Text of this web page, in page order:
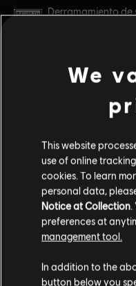
Clasificación por edad :
Derramamiento de
Multijugador: No
© 2017 Ubisoft
Assassin’s Creed,
trademarks of Ubisoft
Horus Pack
Deluxe
We
This website
use of online
cookies. To learn
personal data,
Notice at Collection.
preferences at
management tool.
In addition to the
button below you